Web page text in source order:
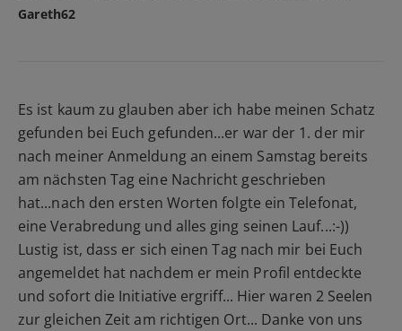
Gareth62
Es ist kaum zu glauben aber ich habe meinen Schatz
gefunden bei Euch gefunden...er war der 1. der mir
nach meiner Anmeldung an einem Samstag bereits
am nächsten Tag eine Nachricht geschrieben
hat...nach den ersten Worten folgte ein Telefonat,
eine Verabredung und alles ging seinen Lauf...:-))
Lustig ist, dass er sich einen Tag nach mir bei Euch
angemeldet hat nachdem er mein Profil entdeckte
und sofort die Initiative ergriff... Hier waren 2 Seelen
zur gleichen Zeit am richtigen Ort... Danke von uns